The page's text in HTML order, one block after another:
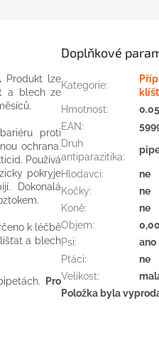
Produkt lze
a blech ze
proti
ochrana.
Používá
pokryje
Dokonalá
k léčbě
a blech
Pro
Doplňkové
Kategorie:
Hmotnost:
EAN:
Druh
antiparazitika:
Hlodavci:
ne
Kočky:
ne
Koně:
ne
Objem:
Psi:
ano
Ptáci:
ne
Velikost:
Položka byla